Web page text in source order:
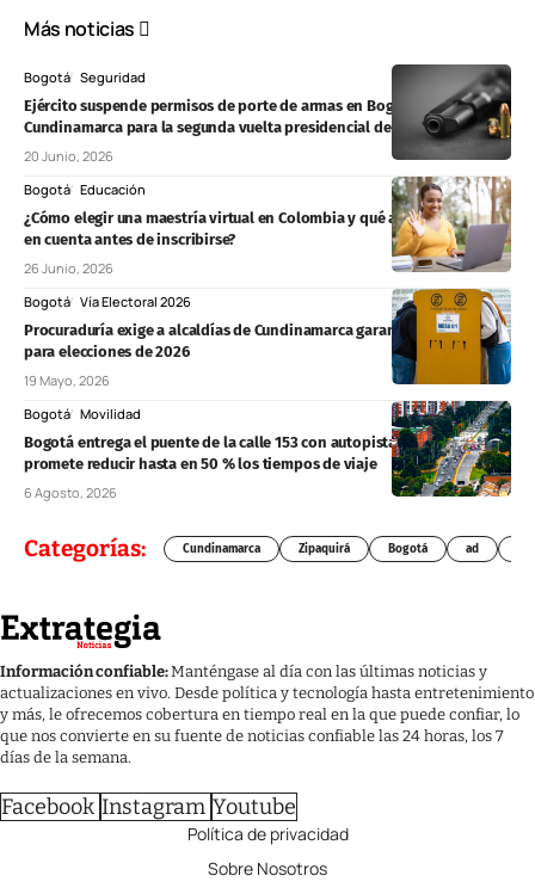
Más noticias
Bogotá Seguridad
Ejército suspende permisos de porte de armas en Bogotá y
Cundinamarca para la segunda vuelta presidencial del 21 de junio
20 Junio, 2026
Bogotá Educación
¿Cómo elegir una maestría virtual en Colombia y qué aspectos tener
en cuenta antes de inscribirse?
26 Junio, 2026
Bogotá Vía Electoral 2026
Procuraduría exige a alcaldías de Cundinamarca garantizar logística
para elecciones de 2026
19 Mayo, 2026
Bogotá Movilidad
Bogotá entrega el puente de la calle 153 con autopista Norte y
promete reducir hasta en 50 % los tiempos de viaje
6 Agosto, 2026
Categorías: Cundinamarca Zipaquirá Bogotá ad
Información confiable:Manténgase al día con las últimas noticias y
actualizaciones en vivo. Desde política y tecnología hasta entretenimiento
y más, le ofrecemos cobertura en tiempo real en la que puede confiar, lo
que nos convierte en su fuente de noticias confiable las 24 horas, los 7
días de la semana.
Facebook Instagram Youtube
Política de privacidad
Sobre Nosotros